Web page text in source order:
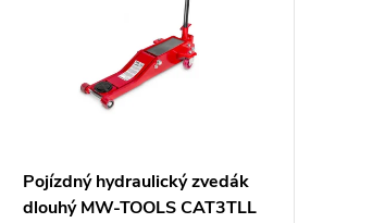
Pojízdný hydraulický zvedák
dlouhý MW-TOOLS CAT3TLL